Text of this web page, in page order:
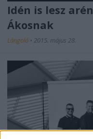
Idén is lesz
Ákosnak
Lángoló • 2015. május 28.